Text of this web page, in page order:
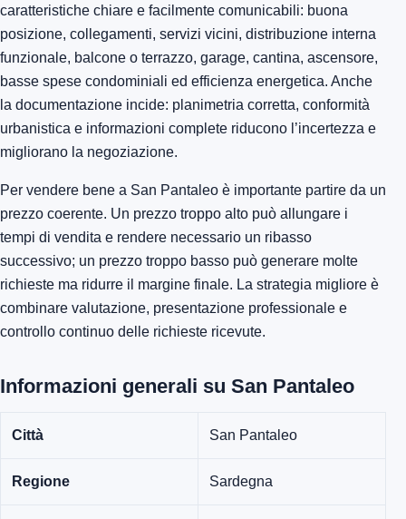
caratteristiche chiare e facilmente comunicabili: buona
posizione, collegamenti, servizi vicini, distribuzione interna
funzionale, balcone o terrazzo, garage, cantina, ascensore,
basse spese condominiali ed efficienza energetica. Anche
la documentazione incide: planimetria corretta, conformità
urbanistica e informazioni complete riducono l’incertezza e
migliorano la negoziazione.
Per vendere bene a San Pantaleo è importante partire da un
prezzo coerente. Un prezzo troppo alto può allungare i
tempi di vendita e rendere necessario un ribasso
successivo; un prezzo troppo basso può generare molte
richieste ma ridurre il margine finale. La strategia migliore è
combinare valutazione, presentazione professionale e
controllo continuo delle richieste ricevute.
Informazioni generali su San Pantaleo
Città San Pantaleo
Regione Sardegna